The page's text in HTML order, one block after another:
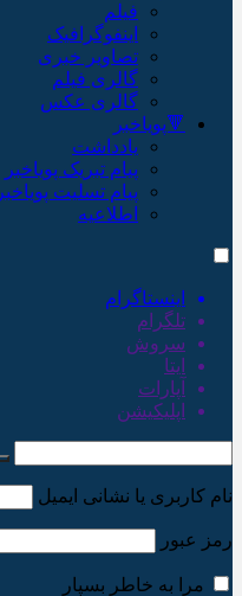
فیلم
اینفوگرافیک
تصاویر خبری
گالری فیلم
گالری عکس
🔻پویاخبر
یادداشت
پیام تبریک پویاخبر
پیام تسلیت پویاخبر
اطلاعیه
اینستاگرام
تلگرام
سروش
ایتا
آپارات
اپلیکیشن
نام کاربری یا نشانی ایمیل
رمز عبور
مرا به خاطر بسپار